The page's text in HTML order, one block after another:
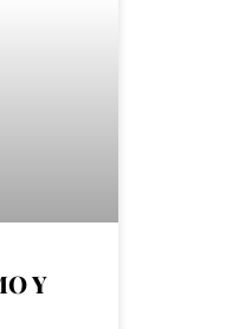
Y